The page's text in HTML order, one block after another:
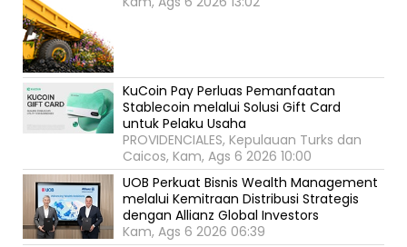
KuCoin Pay Perluas Pemanfaatan
Stablecoin melalui Solusi Gift Card
untuk Pelaku Usaha
PROVIDENCIALES, Kepulauan Turks dan
Caicos, Kam, Ags 6 2026 10:00
UOB Perkuat Bisnis Wealth Management
melalui Kemitraan Distribusi Strategis
dengan Allianz Global Investors
Kam, Ags 6 2026 06:39